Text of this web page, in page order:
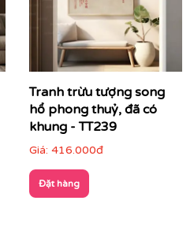
Tranh trừu tượng song
hổ phong thuỷ, đã có
khung - TT239
Giá: 416.000đ
Đặt hàng